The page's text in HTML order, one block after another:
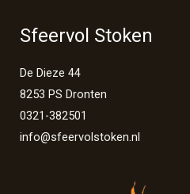
Sfeervol Stoken
De Dieze 44
8253 PS Dronten
0321-382501
info@sfeervolstoken.nl